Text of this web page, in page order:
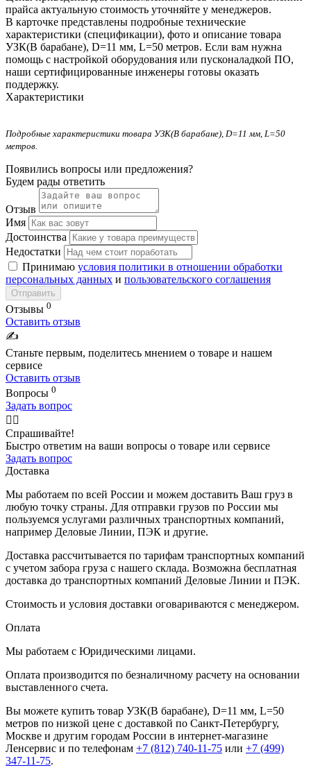
прайса актуальную стоимость уточняйте у менеджеров.
В карточке представлены подробные технические
характеристики (спецификации), фото и описание товара
УЗК(В барабане), D=11 мм, L=50 метров. Если вам нужна
помощь с настройкой оборудования или пусконаладкой ПО,
наши сертифицированные инженеры готовы оказать
поддержку.
Характеристики
Подробные характеристики товара УЗК(В барабане), D=11 мм, L=50
метров.
Появились вопросы или предложения?
Будем рады ответить
Отзыв
Имя
Достоинства
Недостатки
Принимаю условия политики в отношении обработки
персональных данных и пользовательского соглашения
Отправить
Отзывы 0
Оставить отзыв
✍️
Станьте первым, поделитесь мнением о товаре и нашем
сервисе
Оставить отзыв
Вопросы 0
Задать вопрос
🙋‍♂️
Спрашивайте!
Быстро ответим на ваши вопросы о товаре или сервисе
Задать вопрос
Доставка
Мы работаем по всей России и можем доставить Ваш груз в
любую точку страны. Для отправки грузов по России мы
пользуемся услугами различных транспортных компаний,
например Деловые Линии, ПЭК и другие.
Доставка рассчитывается по тарифам транспортных компаний
с учетом забора груза с нашего склада. Возможна бесплатная
доставка до транспортных компаний Деловые Линии и ПЭК.
Стоимость и условия доставки оговариваются с менеджером.
Оплата
Мы работаем с Юридическими лицами.
Оплата производится по безналичному расчету на основании
выставленного счета.
Вы можете купить товар УЗК(В барабане), D=11 мм, L=50
метров по низкой цене с доставкой по Санкт-Петербургу,
Москве и другим городам России в интернет-магазине
Ленсервис и по телефонам +7 (812) 740-11-75 или +7 (499)
347-11-75.